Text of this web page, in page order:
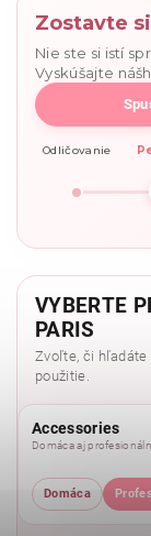
Zostavte
Nie ste si istí
Vyskúšajte
Odličovanie
VYBERTE
PARIS
Zvoľte, či
použitie.
Accessories
Domáca aj
Domáca